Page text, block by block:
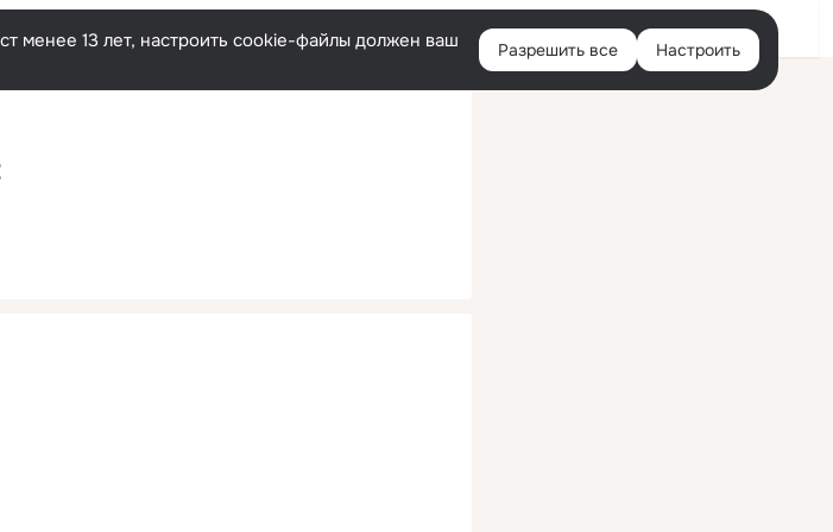
Русский Войти
менее 13 лет, настроить cookie-файлы должен ваш
Разрешить все Настроить